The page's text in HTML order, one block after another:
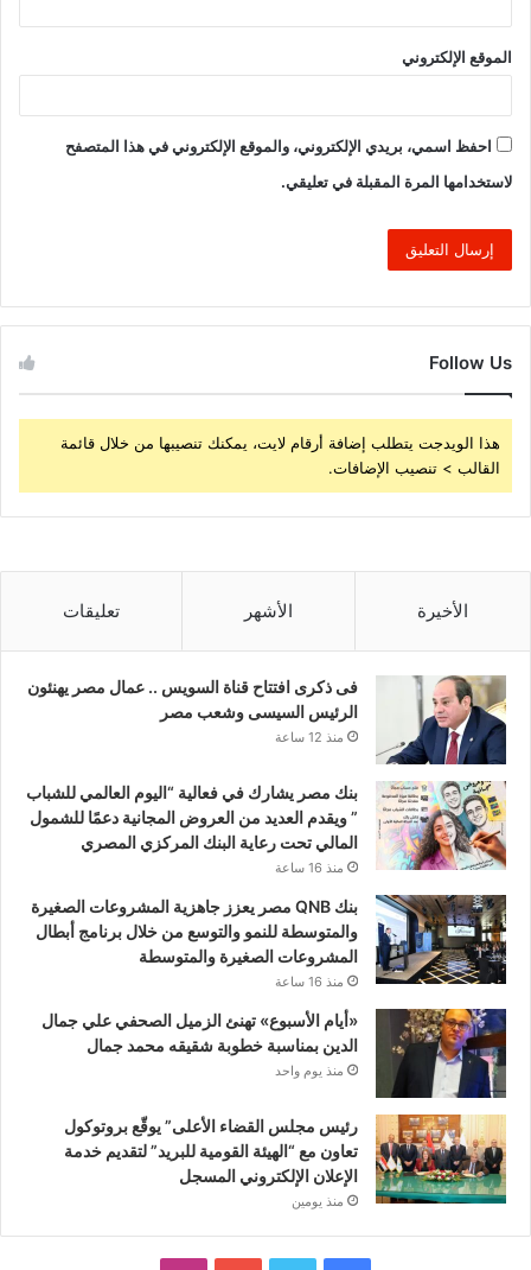
الموقع الإلكتروني
احفظ اسمي، بريدي الإلكتروني، والموقع الإلكتروني في هذا المتصفح
لاستخدامها المرة المقبلة في تعليقي.
Follow Us
هذا الويدجت يتطلب إضافة أرقام لايت، يمكنك تنصيبها من خلال قائمة
القالب > تنصيب الإضافات.
الأخيرة الأشهر تعليقات
فى ذكرى افتتاح قناة السويس .. عمال مصر يهنئون
الرئيس السيسى وشعب مصر
منذ 12 ساعة
بنك مصر يشارك في فعالية “اليوم العالمي للشباب
” ويقدم العديد من العروض المجانية دعمًا للشمول
المالي تحت رعاية البنك المركزي المصري
منذ 16 ساعة
بنك QNB مصر يعزز جاهزية المشروعات الصغيرة
والمتوسطة للنمو والتوسع من خلال برنامج أبطال
المشروعات الصغيرة والمتوسطة
منذ 16 ساعة
«أيام الأسبوع» تهنئ الزميل الصحفي علي جمال
الدين بمناسبة خطوبة شقيقه محمد جمال
منذ يوم واحد
رئيس مجلس القضاء الأعلى” يوقّع بروتوكول
تعاون مع “الهيئة القومية للبريد” لتقديم خدمة
الإعلان الإلكتروني المسجل
منذ يومين